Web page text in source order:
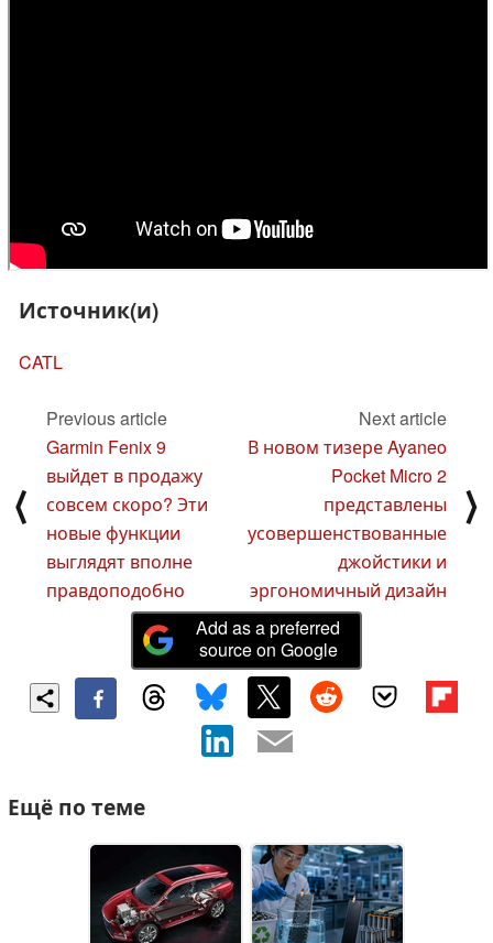
Источник(и)
CATL
⟨
Previous article
Garmin Fenix 9
выйдет в продажу
совсем скоро? Эти
новые функции
выглядят вполне
правдоподобно
Next article
В новом тизере Ayaneo
Pocket Micro 2
представлены
усовершенствованные
джойстики и
эргономичный дизайн
⟩
Add as a preferred
source on Google
Ещё по теме